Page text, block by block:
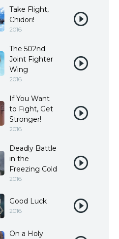
Take Flight,
Chidori!
2016
The 502nd
Joint Fighter
Wing
2016
If You Want
to Fight, Get
Stronger!
2016
Deadly Battle
in the
Freezing Cold
2016
Good Luck
2016
On a Holy